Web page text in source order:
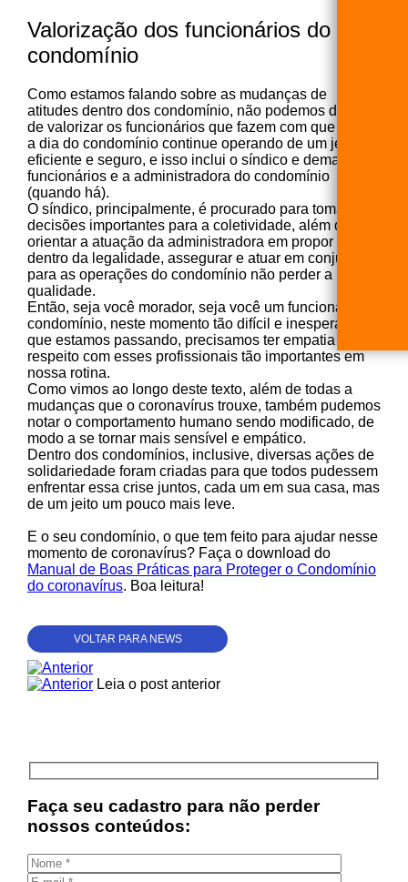
Valorização dos funcionários do
condomínio
Como estamos falando sobre as mudanças de
atitudes dentro dos condomínio, não podemos deixar
de valorizar os funcionários que fazem com que o dia
a dia do condomínio continue operando de um jeito
eficiente e seguro, e isso inclui o síndico e demais
funcionários e a administradora do condomínio
(quando há).
O síndico, principalmente, é procurado para tomar
decisões importantes para a coletividade, além de
orientar a atuação da administradora em propor ações
dentro da legalidade, assegurar e atuar em conjunto
para as operações do condomínio não perder a
qualidade.
Então, seja você morador, seja você um funcionário do
condomínio, neste momento tão difícil e inesperado
que estamos passando, precisamos ter empatia e
respeito com esses profissionais tão importantes em
nossa rotina.
Como vimos ao longo deste texto, além de todas a
mudanças que o coronavírus trouxe, também pudemos
notar o comportamento humano sendo modificado, de
modo a se tornar mais sensível e empático.
Dentro dos condomínios, inclusive, diversas ações de
solidariedade foram criadas para que todos pudessem
enfrentar essa crise juntos, cada um em sua casa, mas
de um jeito um pouco mais leve.
E o seu condomínio, o que tem feito para ajudar nesse
momento de coronavírus? Faça o download do
Manual de Boas Práticas para Proteger o Condomínio
do coronavírus. Boa leitura!
VOLTAR PARA NEWS
Leia o post anterior
Faça seu cadastro para não perder
nossos conteúdos: